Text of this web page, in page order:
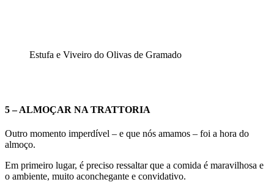
Estufa e Viveiro do Olivas de Gramado
5 – ALMOÇAR NA TRATTORIA
Outro momento imperdível – e que nós amamos – foi a hora do
almoço.
Em primeiro lugar, é preciso ressaltar que a comida é maravilhosa e
o ambiente, muito aconchegante e convidativo.